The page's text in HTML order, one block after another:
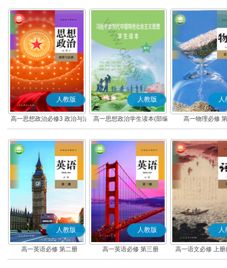
人教版
高一思想政治必修3 政治与法
治(部编版)
人教版
高一思想政治学生读本(部编
版)
人
高一物理必修
人教版
高一英语必修 第二册
人教版
高一英语必修 第三册
人
高一语文必修 上